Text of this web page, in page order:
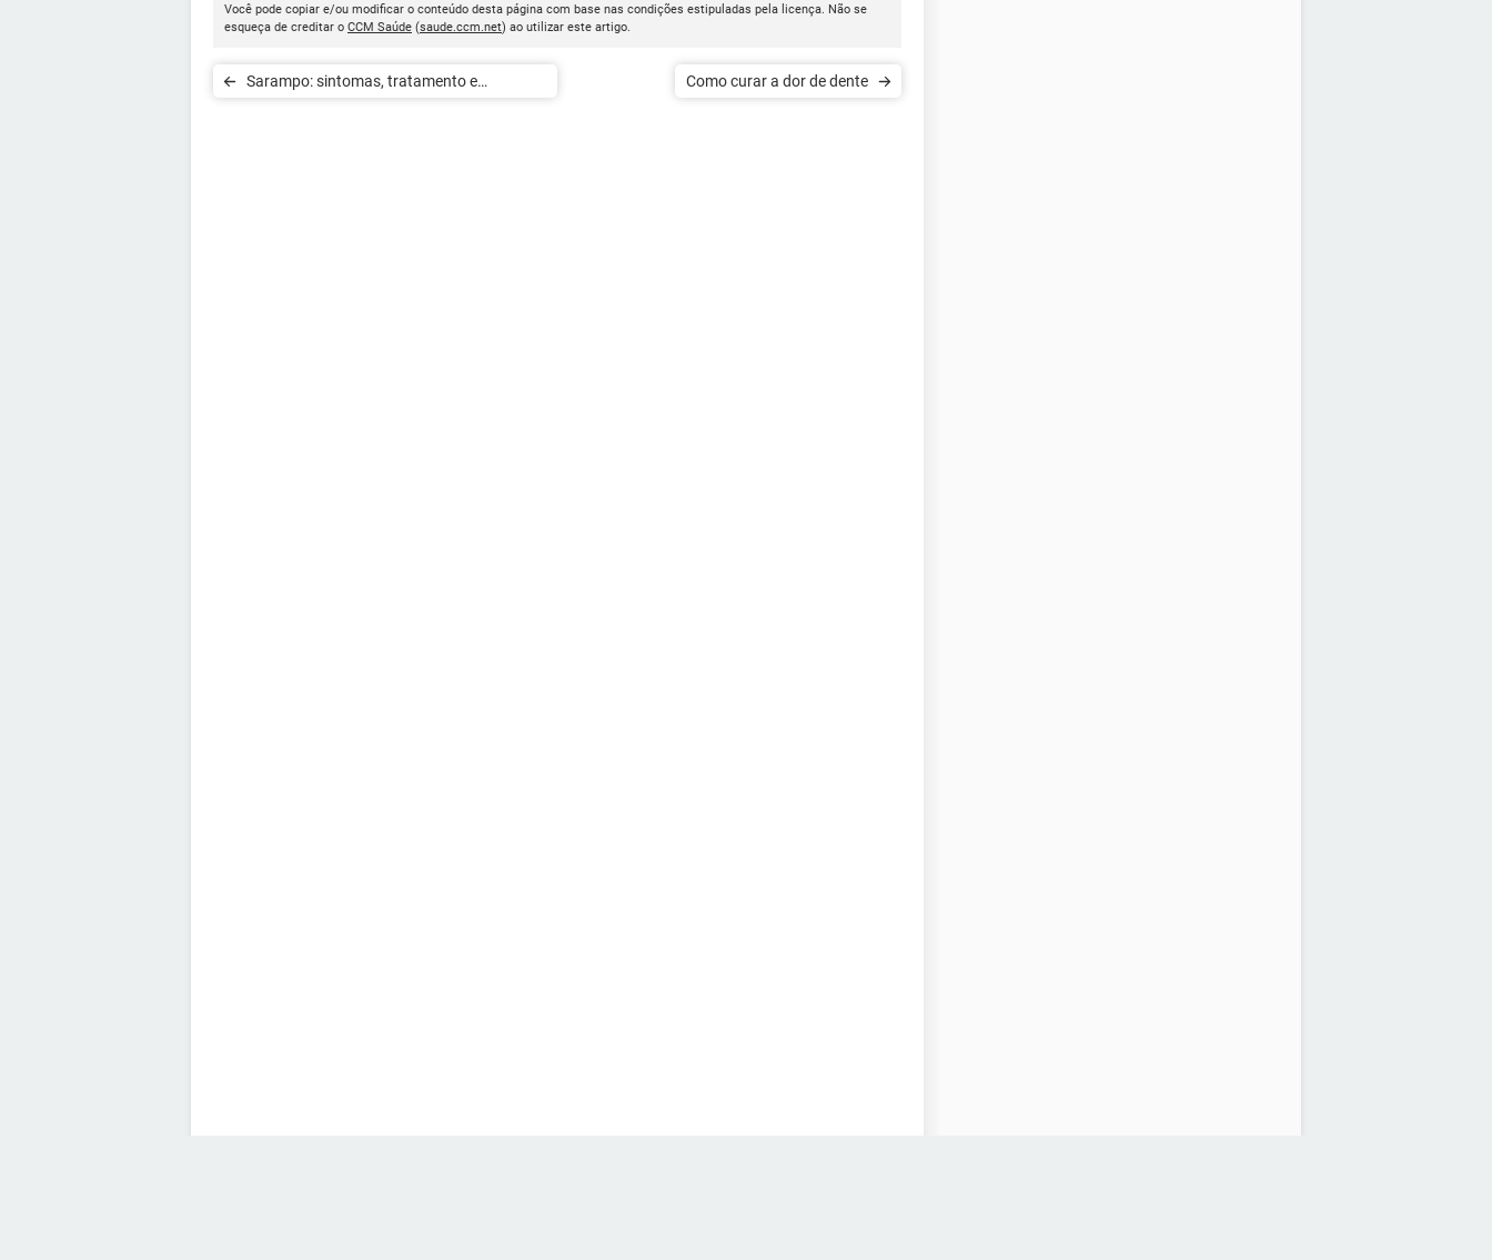
Você pode copiar e/ou modificar o conteúdo desta página com base nas condições estipuladas pela licença. Não se
esqueça de creditar o CCM Saúde (saude.ccm.net) ao utilizar este artigo.
Sarampo: sintomas, tratamento e
Como curar a dor de dente